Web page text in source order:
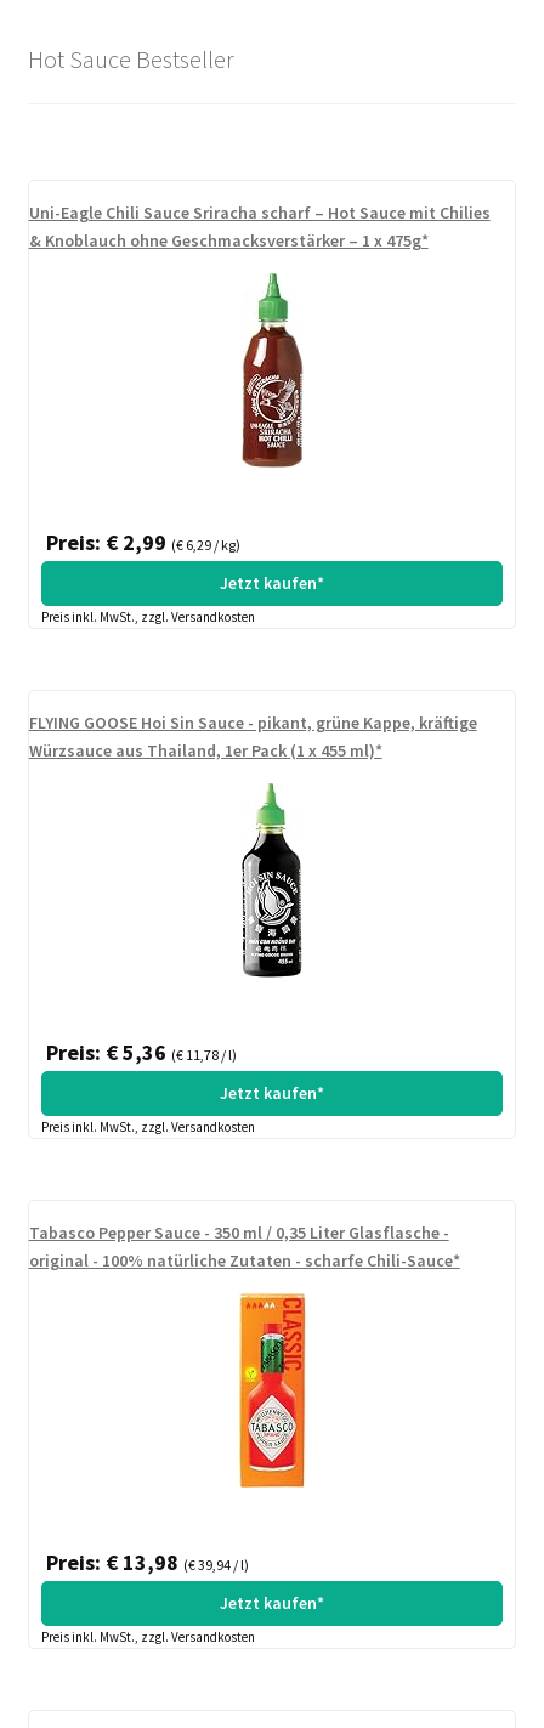
Hot Sauce Bestseller
Uni-Eagle Chili Sauce Sriracha scharf – Hot Sauce mit Chilies
& Knoblauch ohne Geschmacksverstärker – 1 x 475g*
Preis: € 2,99 (€ 6,29 / kg)
Jetzt kaufen*
Preis inkl. MwSt., zzgl. Versandkosten
FLYING GOOSE Hoi Sin Sauce - pikant, grüne Kappe, kräftige
Würzsauce aus Thailand, 1er Pack (1 x 455 ml)*
Preis: € 5,36 (€ 11,78 / l)
Jetzt kaufen*
Preis inkl. MwSt., zzgl. Versandkosten
Tabasco Pepper Sauce - 350 ml / 0,35 Liter Glasflasche -
original - 100% natürliche Zutaten - scharfe Chili-Sauce*
Preis: € 13,98 (€ 39,94 / l)
Jetzt kaufen*
Preis inkl. MwSt., zzgl. Versandkosten